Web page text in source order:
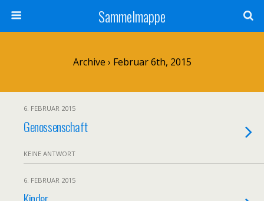
Sammelmappe
Archive › Februar 6th, 2015
6. FEBRUAR 2015
Genossenschaft
KEINE ANTWORT
6. FEBRUAR 2015